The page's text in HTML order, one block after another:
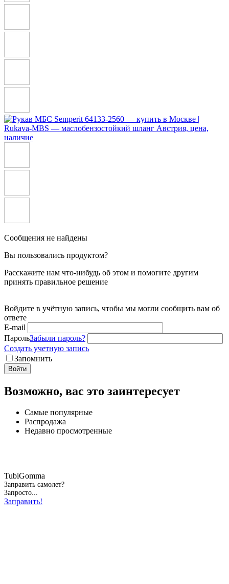
Сообщения не найдены
Вы пользовались продуктом?
Расскажите нам что-нибудь об этом и помогите другим
принять правильное решение
Войдите в учётную запись, чтобы мы могли сообщить вам об
ответе
E-mail
ПарольЗабыли пароль?
Создать учетную запись
Запомнить
Войти
Возможно, вас это заинтересует
Самые популярные
Распродажа
Недавно просмотренные
TubiGomma
Заправить самолет?
Запросто...
Заправить!